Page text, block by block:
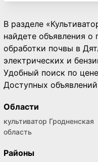
В разделе
найдете объявления
обработки почвы в
электрических и
Удобный поиск по
Доступных
Области
культиватор Гродненская
область
Районы